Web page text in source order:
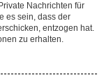
Nachrichten für
es sein, dass der
entzogen hat.
zu erhalten.